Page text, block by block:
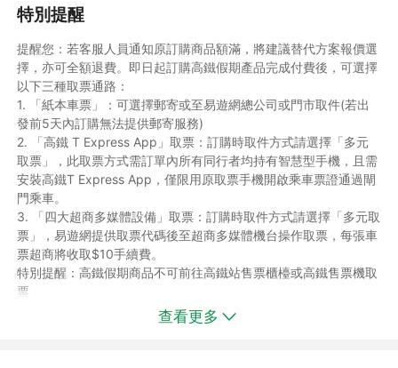
特別提醒
提醒您：若客服人員通知原訂購商品額滿，將建議替代方案報價選
擇，亦可全額退費。即日起訂購高鐵假期產品完成付費後，可選擇
以下三種取票通路：
1. 「紙本車票」：可選擇郵寄或至易遊網總公司或門市取件(若出
發前5天內訂購無法提供郵寄服務)
2. 「高鐵 T Express App」取票：訂購時取件方式請選擇「多元
取票」，此取票方式需訂單內所有同行者均持有智慧型手機，且需
安裝高鐵T Express App，僅限用原取票手機開啟乘車票證通過閘
門乘車。
3. 「四大超商多媒體設備」取票：訂購時取件方式請選擇「多元取
票」，易遊網提供取票代碼後至超商多媒體機台操作取票，每張車
票超商將收取$10手續費。
特別提醒：高鐵假期商品不可前往高鐵站售票櫃檯或高鐵售票機取
票
◆高鐵假期專案優惠車票使用注意事項：
1. 此專案高鐵車票為優惠票價，限當日當班使用，如有遺失恕不補
查看更多